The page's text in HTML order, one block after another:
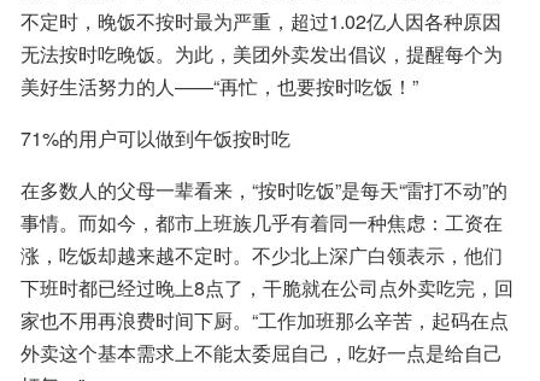
不定时，晚饭不按时最为严重，超过1.02亿人因各种原因
无法按时吃晚饭。为此，美团外卖发出倡议，提醒每个为
美好生活努力的人——“再忙，也要按时吃饭！”
71%的用户可以做到午饭按时吃
在多数人的父母一辈看来，“按时吃饭”是每天“雷打不动”的
事情。而如今，都市上班族几乎有着同一种焦虑：工资在
涨，吃饭却越来越不定时。不少北上深广白领表示，他们
下班时都已经过晚上8点了，干脆就在公司点外卖吃完，回
家也不用再浪费时间下厨。“工作加班那么辛苦，起码在点
外卖这个基本需求上不能太委屈自己，吃好一点是给自己